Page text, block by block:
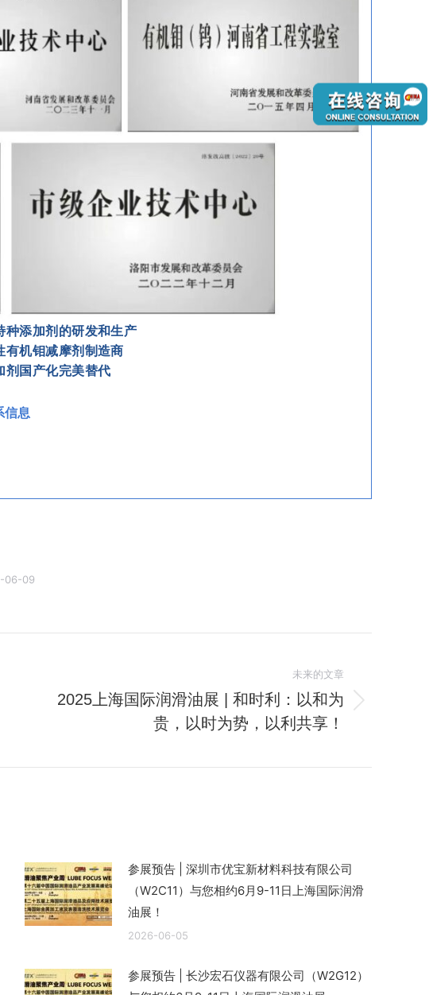
添加剂的研发和生产
机钼减摩剂制造商
国产化完美替代
信息
06-09
未来的文章
2025上海国际润滑油展 | 和时利：以和为
贵，以时为势，以利共享！
参展预告 | 深圳市优宝新材料科技有限公司
（W2C11）与您相约6月9-11日上海国际润滑
油展！
2026-06-05
参展预告 | 长沙宏石仪器有限公司（W2G12）